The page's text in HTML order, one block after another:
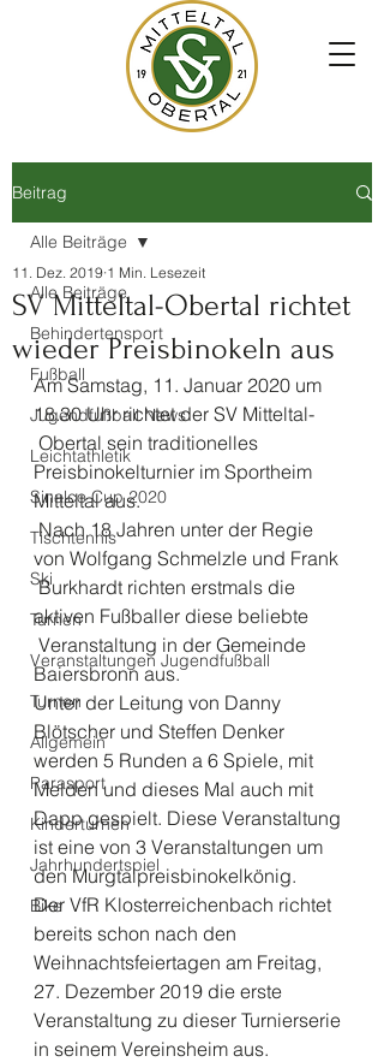
Beitrag
Alle Beiträge
Behindertensport
Fußball
Jugendfußball News
Leichtathletik
Sinalco Cup 2020
Tischtennis
Ski
Turnen
Veranstaltungen Jugendfußball
Turnen
Allgemein
Parasport
Kinderturnen
Jahrhundertspiel
Bike
Alle Beiträge
SV Mitteltal-Obertal richtet
wieder Preisbinokeln aus
11. Dez. 2019 1 Min. Lesezeit
Am Samstag, 11. Januar 2020 um
18.30 Uhr richtet der SV Mitteltal-
Preisbinokelturnier im Sportheim
Mitteltal aus.
Nach 18 Jahren unter der Regie
von Wolfgang Schmelzle und Frank
Burkhardt richten erstmals die
aktiven Fußballer diese beliebte
Baiersbronn aus.
Unter der Leitung von Danny
Blötscher und Steffen Denker
werden 5 Runden a 6 Spiele, mit
Melden und dieses Mal auch mit
Dapp gespielt. Diese Veranstaltung
ist eine von 3 Veranstaltungen um
den Murgtalpreisbinokelkönig.
Der VfR Klosterreichenbach richtet
bereits schon nach den
Weihnachtsfeiertagen am Freitag,
27. Dezember 2019 die erste
Veranstaltung zu dieser Turnierserie
in seinem Vereinsheim aus.